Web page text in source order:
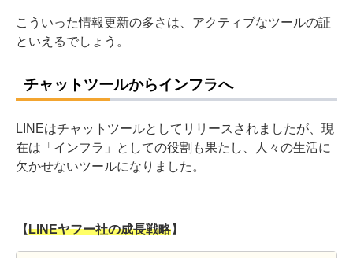
こういった情報更新の多さは、アクティブなツールの証
といえるでしょう。
チャットツールからインフラへ
LINEはチャットツールとしてリリースされましたが、現
在は「インフラ」としての役割も果たし、人々の生活に
欠かせないツールになりました。
【LINEヤフー社の成長戦略】